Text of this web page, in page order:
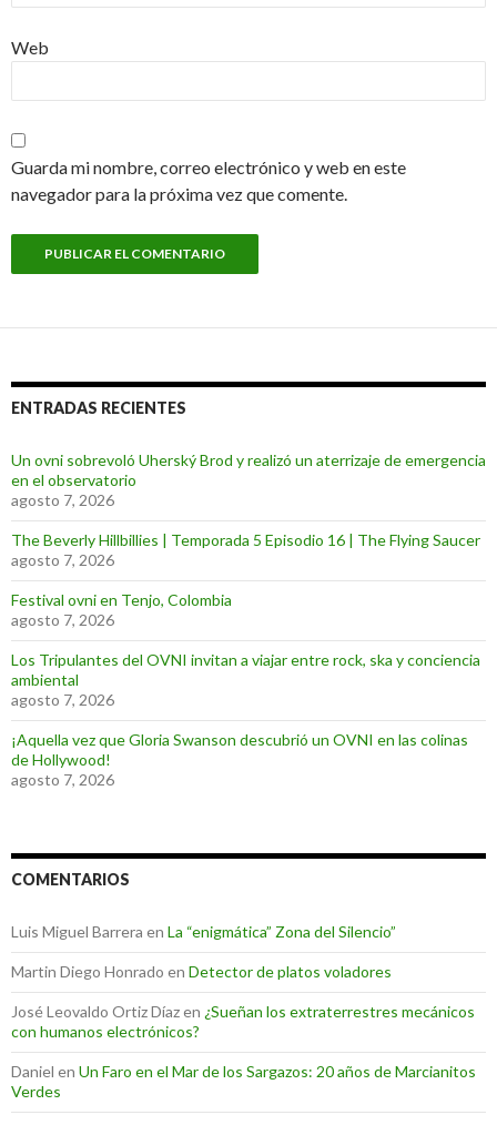
Web
Guarda mi nombre, correo electrónico y web en este
navegador para la próxima vez que comente.
ENTRADAS RECIENTES
Un ovni sobrevoló Uherský Brod y realizó un aterrizaje de emergencia
en el observatorio
agosto 7, 2026
The Beverly Hillbillies | Temporada 5 Episodio 16 | The Flying Saucer
agosto 7, 2026
Festival ovni en Tenjo, Colombia
agosto 7, 2026
Los Tripulantes del OVNI invitan a viajar entre rock, ska y conciencia
ambiental
agosto 7, 2026
¡Aquella vez que Gloria Swanson descubrió un OVNI en las colinas
de Hollywood!
agosto 7, 2026
COMENTARIOS
Luis Miguel Barrera en La “enigmática” Zona del Silencio”
Martin Diego Honrado en Detector de platos voladores
José Leovaldo Ortiz Díazen ¿Sueñan los extraterrestres mecánicos
con humanos electrónicos?
Daniel en Un Faro en el Mar de los Sargazos: 20 años de Marcianitos
Verdes